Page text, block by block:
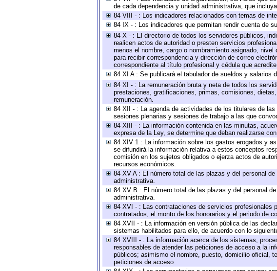
de cada dependencia y unidad administrativa, que
84 VIII - : Los indicadores relacionados con temas de
84 IX - : Los indicadores que permitan rendir cuenta de
84 X - : El directorio de todos los servidores públicos,
realicen actos de autoridad o presten servicios
menos el nombre, cargo o nombramiento asignado,
para recibir correspondencia y dirección de correo
correspondiente al título profesional y cédula que
84 XI A : Se publicará el tabulador de sueldos y salarios
84 XI - : La remuneración bruta y neta de todos los
prestaciones, gratificaciones, primas, comisiones,
remuneración.
84 XII - : La agenda de actividades de los titulares de
sesiones plenarias y sesiones de trabajo a las que
84 XIII - : La información contenida en las minutas,
expresa de la Ley, se determine que deban realizarse
84 XIV 1 : La información sobre los gastos erogados y
se difundirá la información relativa a estos conceptos
comisión en los sujetos obligados o ejerza actos de
recursos económicos.
84 XV A : El número total de las plazas y del personal
administrativa.
84 XV B : El número total de las plazas y del personal
administrativa.
84 XVI - : Las contrataciones de servicios profesionales
contratados, el monto de los honorarios y el periodo de
84 XVII - : La información en versión pública de las
sistemas habilitados para ello, de acuerdo con lo
84 XVIII - : La información acerca de los sistemas,
responsables de atender las peticiones de acceso a la
públicos; asimismo el nombre, puesto, domicilio oficial,
peticiones de acceso